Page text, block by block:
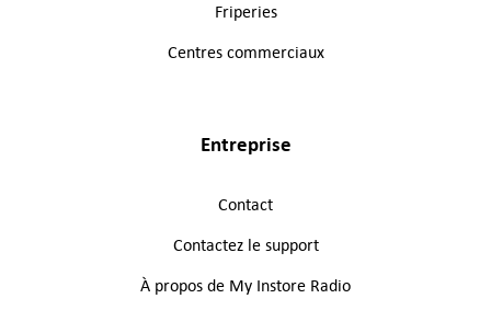
Friperies
Centres commerciaux
Entreprise
Contact
Contactez le support
À propos de My Instore Radio